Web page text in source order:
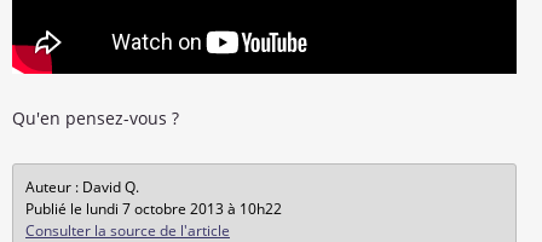
Qu'en pensez-vous ?
Auteur : David Q.
Publié le lundi 7 octobre 2013 à 10h22
Consulter la source de l'article